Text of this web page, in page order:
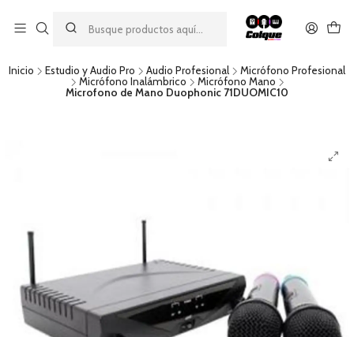
descuento por pago con transferencia bancaria
por una compra mínima de $49.990. Este descuento no es
acumulable a otras promociones ni aplicable a gastos de envío.
Inicio Estudio y Audio Pro Audio Profesional
Micrófono Profesional
Micrófono Inalámbrico
Micrófono Mano
Microfono de Mano Duophonic 71DUOMIC10